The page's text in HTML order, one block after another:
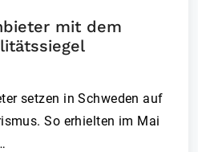
mit dem
setzen in Schweden auf
So erhielten im Mai